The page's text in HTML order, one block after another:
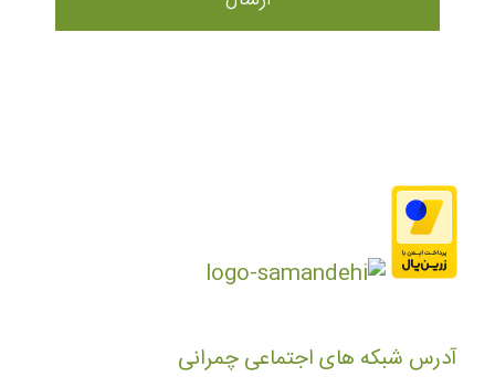
آدرس شبکه های اجتماعی چمرانی